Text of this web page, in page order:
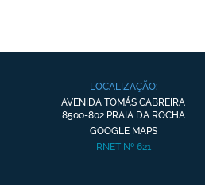
LOCALIZAÇÃO:
AVENIDA TOMÁS CABREIRA
8500-802 PRAIA DA ROCHA
GOOGLE MAPS
RNET Nº 621